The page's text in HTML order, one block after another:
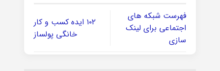
فهرست شبکه های
اجتماعی برای لینک
سازی
۱۰۲ ایده کسب و کار
خانگی پولساز